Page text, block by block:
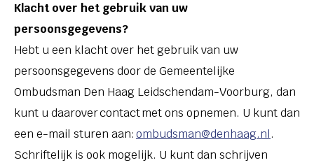
Klacht over het gebruik van uw
persoonsgegevens?
Hebt u een klacht over het gebruik van uw
persoonsgegevens door de Gemeentelijke
Ombudsman Den Haag Leidschendam-Voorburg, dan
kunt u daarover contact met ons opnemen. U kunt dan
een e-mail sturen aan:ombudsman@denhaag.nl.
Schriftelijk is ook mogelijk. U kunt dan schrijven